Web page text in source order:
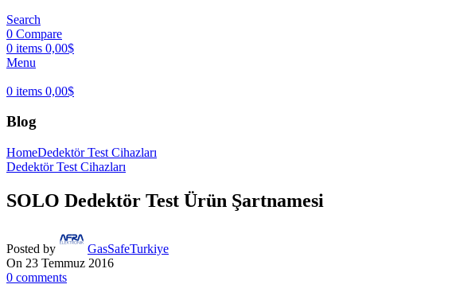
Search
0 Compare
0 items 0,00$
Menu
0 items 0,00$
Blog
HomeDedektör Test Cihazları
Dedektör Test Cihazları
SOLO Dedektör Test Ürün Şartnamesi
Posted by
GasSafeTurkiye
On 23 Temmuz 2016
0 comments